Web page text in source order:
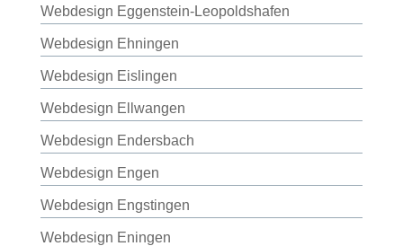
Webdesign Eggenstein-Leopoldshafen
Webdesign Ehningen
Webdesign Eislingen
Webdesign Ellwangen
Webdesign Endersbach
Webdesign Engen
Webdesign Engstingen
Webdesign Eningen